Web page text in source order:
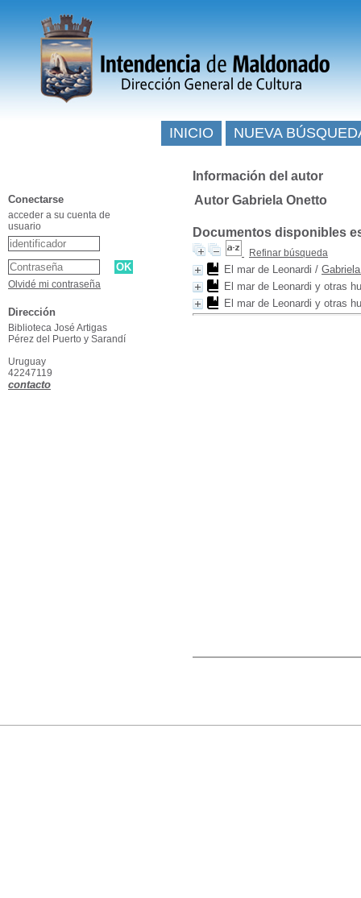
Información del autor
Autor Gabriela Onetto
Documentos disponibles
Refinar búsqueda
El mar de Leonardi /
El mar de Leonardi y otras
El mar de Leonardi y otras
INICIO NUEVA
Conectarse
acceder a su cuenta de
usuario
Olvidé mi contraseña
Dirección
Biblioteca José Artigas
Pérez del Puerto y Sarandí
Uruguay
42247119
contacto